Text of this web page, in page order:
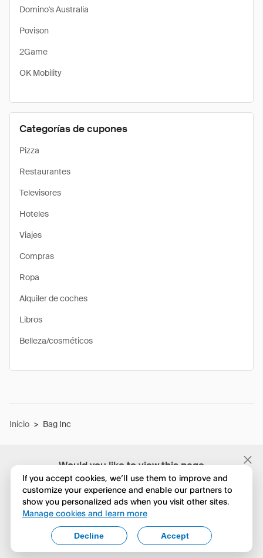
Would you like to view this page
in English?
No, seguir navegando
Yes, change to English
Domino's Australia
Povison
2Game
OK Mobility
Categorías de cupones
Pizza
Restaurantes
Televisores
Hoteles
Viajes
Compras
Ropa
Alquiler de coches
Libros
Belleza/cosméticos
Inicio > Bag Inc
If you accept cookies, we’ll use them to improve and
customize your experience and enable our partners to
show you personalized ads when you visit other sites.
Manage cookies and learn more
Accept
Decline